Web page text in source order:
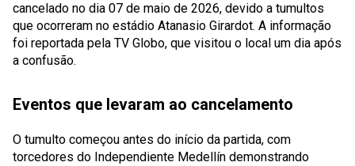
cancelado no dia 07 de maio de 2026, devido a tumultos
que ocorreram no estádio Atanasio Girardot. A informação
foi reportada pela TV Globo, que visitou o local um dia após
a confusão.
Eventos que levaram ao cancelamento
O tumulto começou antes do início da partida, com
torcedores do Independiente Medellín demonstrando